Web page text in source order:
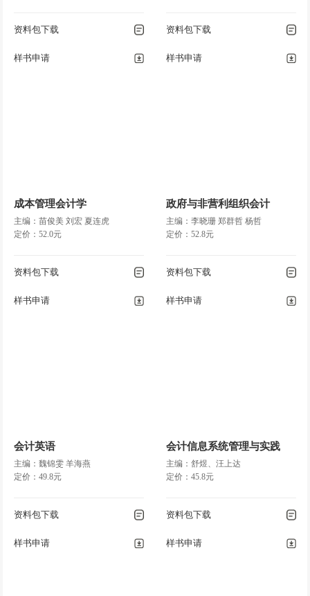
资料包下载
样书申请
资料包下载
样书申请
成本管理会计学
主编：苗俊美 刘宏 夏连虎
定价：52.0元
资料包下载
样书申请
政府与非营利组织会计
主编：李晓珊 郑群哲 杨哲
定价：52.8元
资料包下载
样书申请
会计英语
主编：魏锦雯 羊海燕
定价：49.8元
资料包下载
样书申请
会计信息系统管理与实践
主编：舒煜、汪上达
定价：45.8元
资料包下载
样书申请